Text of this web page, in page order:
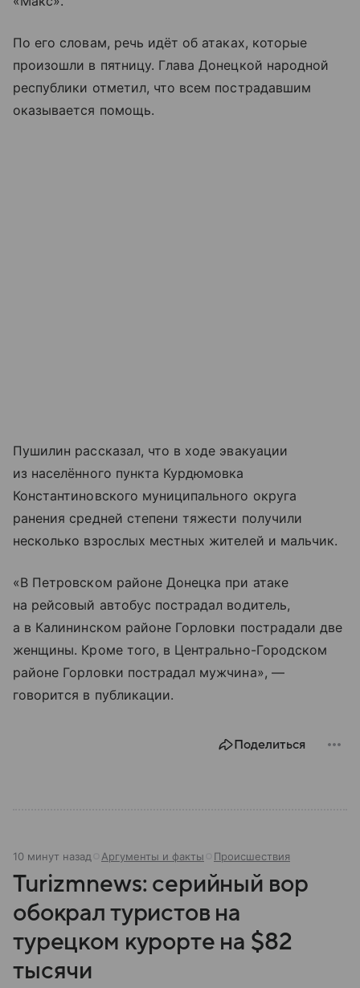
По его словам, речь идёт об атаках, которые
произошли в пятницу. Глава Донецкой народной
республики отметил, что всем пострадавшим
оказывается помощь.
Пушилин рассказал, что в ходе эвакуации
из населённого пункта Курдюмовка
Константиновского муниципального округа
ранения средней степени тяжести получили
несколько взрослых местных жителей и мальчик.
«В Петровском районе Донецка при атаке
на рейсовый автобус пострадал водитель,
а в Калининском районе Горловки пострадали две
женщины. Кроме того, в Центрально-Городском
районе Горловки пострадал мужчина», —
говорится в публикации.
Поделиться
10 минут назад Аргументы и факты Происшествия
Turizmnews: серийный вор
обокрал туристов на
турецком курорте на $82
тысячи